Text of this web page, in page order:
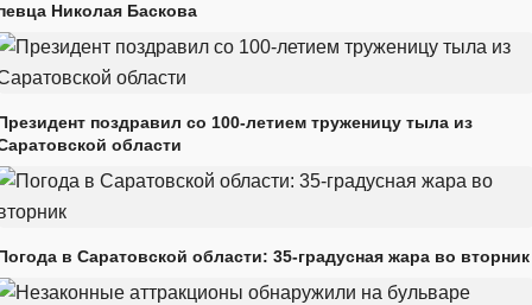
Николая Баскова
поздравил со 100-летием труженицу тыла из
области
в Саратовской области: 35-градусная жара во вторник